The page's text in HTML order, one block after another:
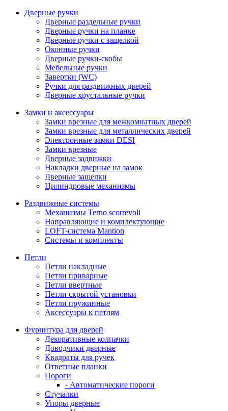
Дверные ручки
Дверные раздельные ручки
Дверные ручки на планке
Дверные ручки с защелкой
Оконные ручки
Дверные ручки-скобы
Мебельные ручки
Завертки (WC)
Ручки для раздвижных дверей
Дверные хрустальные ручки
Замки и аксессуары
Замки врезные для межкомнатных дверей
Замки врезные для металлических дверей
Электронные замки DESI
Замки врезные
Дверные задвижки
Накладки дверные на замок
Дверные защелки
Цилиндровые механизмы
Раздвижные системы
Механизмы Terno scorrevoli
Направляющие и комплектующие
LOFT-cистема Mantion
Системы и комплекты
Петли
Петли накладные
Петли приварные
Петли ввертные
Петли скрытой установки
Петли пружинные
Аксессуары к петлям
Фурнитура для дверей
Декоративные колпачки
Доводчики дверные
Квадраты для ручек
Ответные планки
Пороги
- Автоматические пороги
Стучалки
Упоры дверные